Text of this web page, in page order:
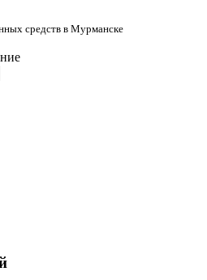
средств в Мурманске